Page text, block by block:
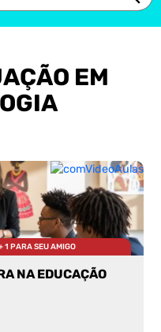
EM
1 PARA SEU AMIGO
NA EDUCAÇÃO